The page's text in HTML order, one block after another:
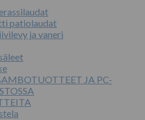
patiolaudat
ja vaneri
JA PC-